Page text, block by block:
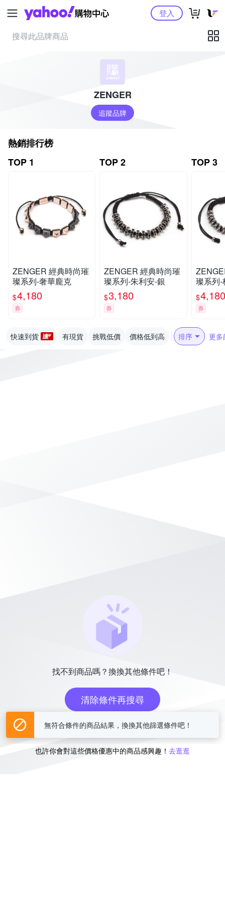
Yahoo購物中心登入
ZENGER
追蹤品牌
熱銷排行榜
TOP 1
ZENGER 經典時尚璀
璨系列-奢華龐克
$4,180
券
TOP 2
ZENGER 經典時尚璀
璨系列-朱利安-銀
$3,180
券
TOP 3
ZENGER 經典
璨系列-
$4,180
券
快速到貨 有現貨 挑戰低價 價格低到高 排序 更多
找不到商品嗎？換換其他條件吧！
清除條件再搜尋
或
也許你會對這些價格優惠中的商品感興趣！ 去逛逛
無符合條件的商品結果，換換其他篩選條件吧！